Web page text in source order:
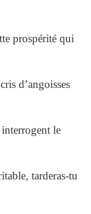
prospérité qui
d’angoisses
interrogent le
tarderas-tu